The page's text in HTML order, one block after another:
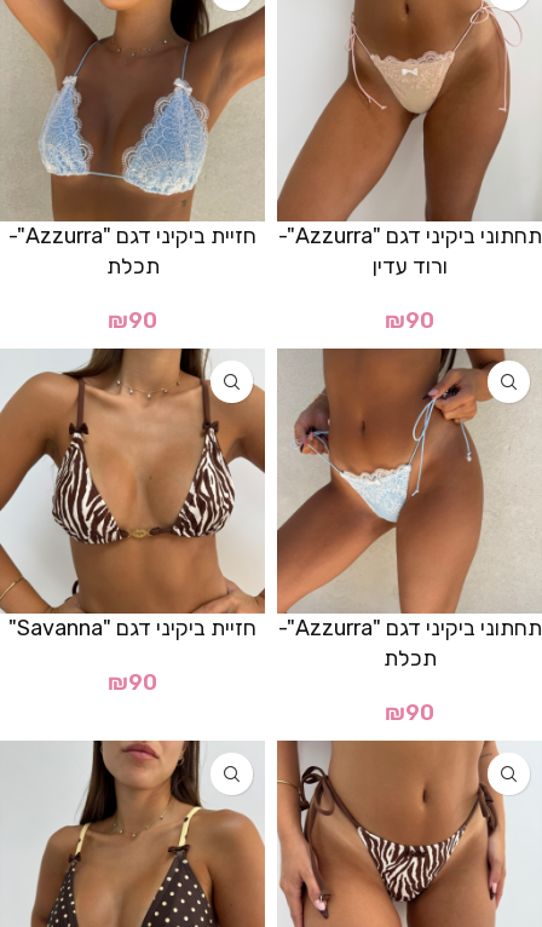
תחתוני ביקיני דגם "Azzurra"-
ורוד עדין
₪90
חזיית ביקיני דגם "Azzurra"-
תכלת
₪90
תחתוני ביקיני דגם "Azzurra"-
תכלת
₪90
חזיית ביקיני דגם "Savanna"
₪90